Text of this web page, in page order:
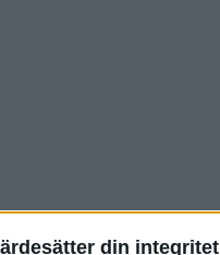
din integritet